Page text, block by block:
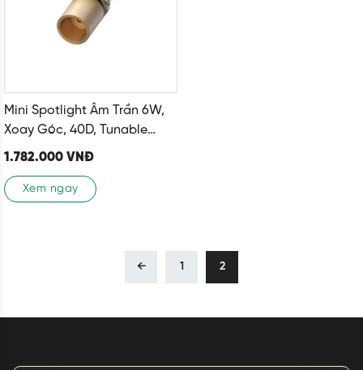
Mini Spotlight Âm Trần 6W,
Xoay Góc, 40D, Tunable
White
1.782.000 VNĐ
Xem ngay
← 1 2